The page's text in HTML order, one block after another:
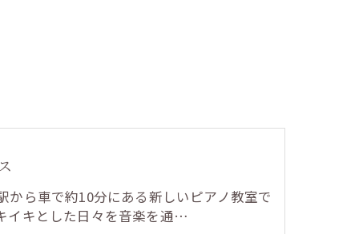
から車で約10分にある新しいピアノ教室で
イキとした日々を音楽を通…